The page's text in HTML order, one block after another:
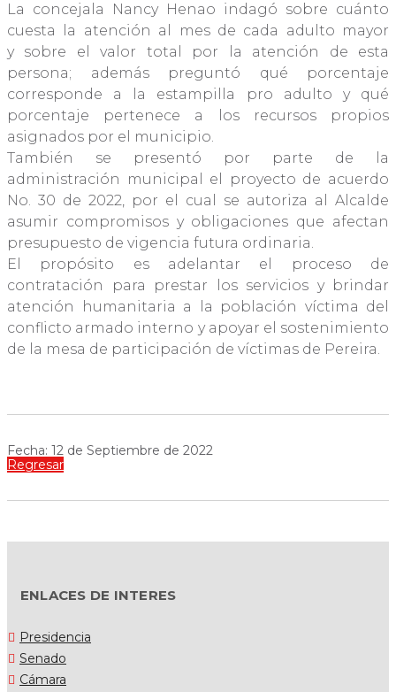
La concejala Nancy Henao indagó sobre cuánto
cuesta la atención al mes de cada adulto mayor
y sobre el valor total por la atención de esta
persona; además preguntó qué porcentaje
corresponde a la estampilla pro adulto y qué
porcentaje pertenece a los recursos propios
asignados por el municipio.
También se presentó por parte de la
administración municipal el proyecto de acuerdo
No. 30 de 2022, por el cual se autoriza al Alcalde
asumir compromisos y obligaciones que afectan
presupuesto de vigencia futura ordinaria.
El propósito es adelantar el proceso de
contratación para prestar los servicios y brindar
atención humanitaria a la población víctima del
conflicto armado interno y apoyar el sostenimiento
de la mesa de participación de víctimas de Pereira.
Fecha: 12 de Septiembre de 2022
Regresar
ENLACES DE INTERES
Presidencia
Senado
Cámara